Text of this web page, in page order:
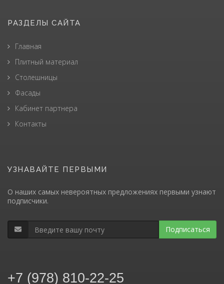
РАЗДЕЛЫ САЙТА
Главная
Плитный материал
Столешницы
Фасады
Кабинет партнера
Контакты
УЗНАВАЙТЕ ПЕРВЫМИ
О наших самых невероятных предложениях первыми узнают
подписчики.
Подписаться
+7 (978) 810-22-25